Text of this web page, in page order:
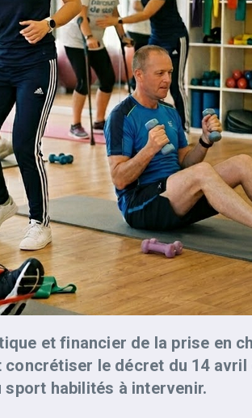
et financier de la prise en
le décret du 14
habilités à intervenir.